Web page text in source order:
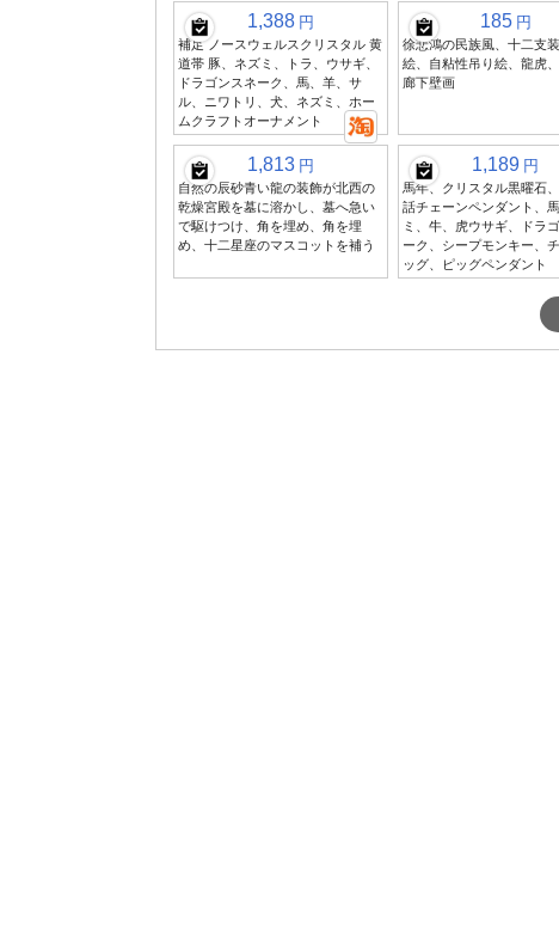
1,388 円
補足 ノースウェルスクリスタル 黄
道帯 豚、ネズミ、トラ、ウサギ、
ドラゴンスネーク、馬、羊、サ
ル、ニワトリ、犬、ネズミ、ホー
ムクラフトオーナメント
185 円
徐悲鴻の民族風、十二支
絵、自粘性吊り絵、龍虎、
廊下壁画
1,813 円
自然の辰砂青い龍の装飾が北西の
乾燥宮殿を墓に溶かし、墓へ急い
で駆けつけ、角を埋め、角を埋
め、十二星座のマスコットを補う
1,189 円
馬年、クリスタル黒曜石
話チェーンペンダント、
ミ、牛、虎ウサギ、ドラ
ーク、シープモンキー、
ッグ、ピッグペンダント